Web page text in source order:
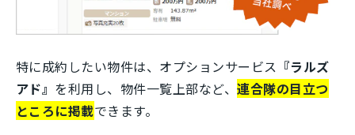
特に成約したい物件は、オプションサービス 『ラルズ
アド』 を利用し、物件一覧上部など、連合隊の目立つ
ところに掲載できます。